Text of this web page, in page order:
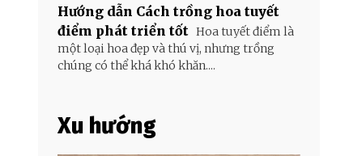
Hướng dẫn Cách trồng hoa tuyết
điểm phát triển tốt Hoa tuyết điểm là
một loại hoa đẹp và thú vị, nhưng trồng
chúng có thể khá khó khăn....
Xu hướng